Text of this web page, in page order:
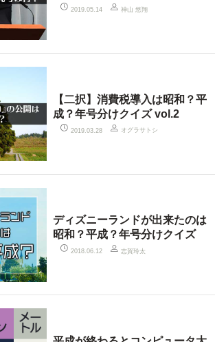
2019.05.14 神山 悠翔
【二択】消費税導入は昭和？平
成？年号分けクイズ vol.2
2019.03.28 オグラサトシ
ディズニーランドが出来たのは
昭和？平成？年号分けクイズ
2018.06.12 志賀玲太